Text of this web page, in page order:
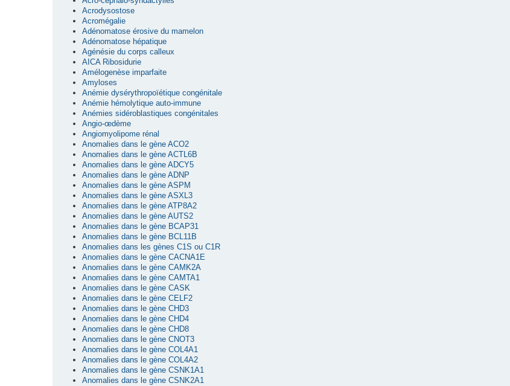
Acrodysostose
Acromégalie
Adénomatose érosive du mamelon
Adénomatose hépatique
Agénésie du corps calleux
AICA Ribosidurie
Amélogenèse imparfaite
Amyloses
Anémie dysérythropoïétique congénitale
Anémie hémolytique auto-immune
Anémies sidéroblastiques congénitales
Angio-œdème
Angiomyolipome rénal
Anomalies dans le gène ACO2
Anomalies dans le gène ACTL6B
Anomalies dans le gène ADCY5
Anomalies dans le gène ADNP
Anomalies dans le gène ASPM
Anomalies dans le gène ASXL3
Anomalies dans le gène ATP8A2
Anomalies dans le gène AUTS2
Anomalies dans le gène BCAP31
Anomalies dans le gène BCL11B
Anomalies dans les gènes C1S ou C1R
Anomalies dans le gène CACNA1E
Anomalies dans le gène CAMK2A
Anomalies dans le gène CAMTA1
Anomalies dans le gène CASK
Anomalies dans le gène CELF2
Anomalies dans le gène CHD3
Anomalies dans le gène CHD4
Anomalies dans le gène CHD8
Anomalies dans le gène CNOT3
Anomalies dans le gène COL4A1
Anomalies dans le gène COL4A2
Anomalies dans le gène CSNK1A1
Anomalies dans le gène CSNK2A1